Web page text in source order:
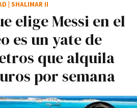
elige Messi en el
es un yate de
que alquila
por semana
SHALIMAR II